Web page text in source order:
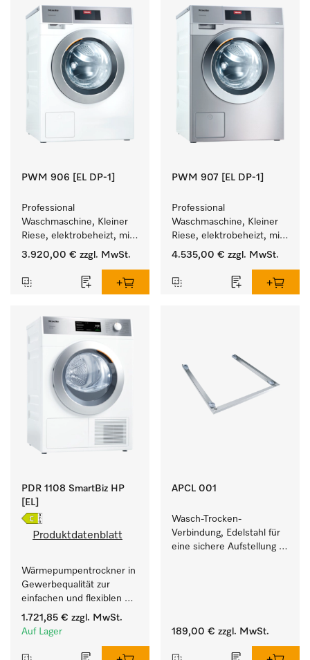
PWM 906 [EL DP-1]
Professional
Waschmaschine, Kleiner
Riese, elektrobeheizt, mit
Ablaufpumpe und
Programmen.
Leistung 6 kg  in 49 min .
3.920,00 € zzgl. MwSt.
PWM 907 [EL DP-1]
Professional
Waschmaschine, Kleiner
Riese, elektrobeheizt, mit
Ablaufpumpe und
Programmen.
Leistung 7 kg  in 49 min .
4.535,00 € zzgl. MwSt.
PDR 1108 SmartBiz HP
[EL]
Produktdatenblatt
Wärmepumpentrockner in
Gewerbequalität zur
einfachen und flexiblen
Aufstellung ohne
Abluftleitung.
1.721,85 € zzgl. MwSt.
Auf Lager
APCL 001
Wasch-Trocken-
Verbindung, Edelstahl für
eine sichere Aufstellung
189,00 € zzgl. MwSt.